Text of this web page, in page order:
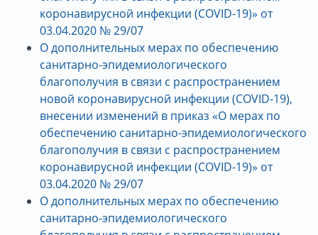
коронавирусной инфекции (COVID-19)» от
03.04.2020 № 29/07
О дополнительных мерах по обеспечению
санитарно-эпидемиологического
благополучия в связи с распространением
новой коронавирусной инфекции (COVID-19),
внесении изменений в приказ «О мерах по
обеспечению санитарно-эпидемиологического
благополучия в связи с распространением
коронавирусной инфекции (COVID-19)» от
03.04.2020 № 29/07
О дополнительных мерах по обеспечению
санитарно-эпидемиологического